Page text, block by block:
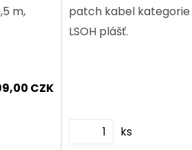
m,
CZK
patch kabel kategorie
LSOH plášť.
ks